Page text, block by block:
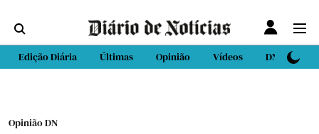
Edição Diária Últimas Opinião Vídeos DN Sport
Opinião DN